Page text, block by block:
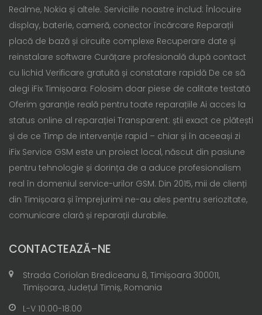
Realme, Nokia și altele. Serviciile noastre includ: Înlocuire
display, baterie, cameră, conector încărcare Reparații
placă de bază și circuite complexe Recuperare date și
reinstalare software Curățare profesională după contact
cu lichid Verificare gratuită și constatare rapidă De ce să
alegi iFix Timișoara: Folosim doar piese de calitate testată
Oferim garanție reală pentru toate reparațiile Ai acces la
status online al reparației Transparent: știi exact ce plătești
și de ce Timp de intervenție rapid – chiar și în aceeași zi
iFix Service GSM este un proiect local, născut din pasiune
pentru tehnologie și dorința de a aduce profesionalism
real în domeniul service-urilor GSM. Din 2015, mii de clienți
din Timișoara și împrejurimi ne-au ales pentru seriozitate,
comunicare clară și reparații durabile.
CONTACTEAZĂ-NE
Strada Coriolan Brediceanu 8, Timișoara 300011,
Timișoara, Județul Timiș, Romania
L-V 10:00-18:00